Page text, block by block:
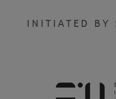
INITIATED BY